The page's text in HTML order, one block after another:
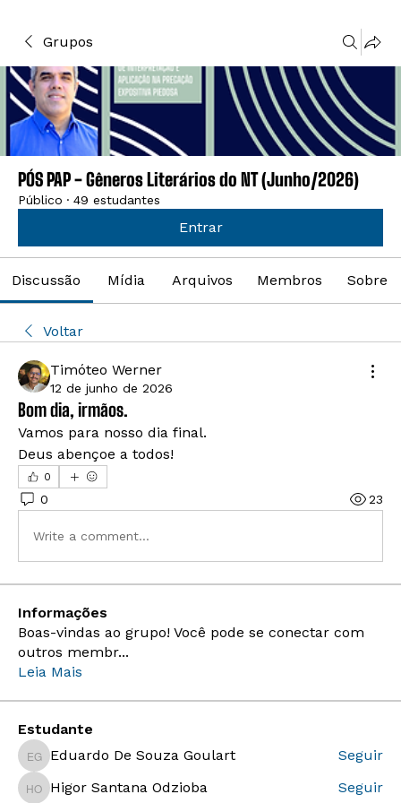
Grupos
PÓS PAP - Gêneros Literários do NT (Junho/2026)
Público · 49 estudantes
Entrar
Discussão Mídia Arquivos Membros Sobre
Voltar
Timóteo Werner
12 de junho de 2026
Bom dia, irmãos.
Vamos para nosso dia final.
Deus abençoe a todos!
0
0 23
Write a comment...
Informações
Boas-vindas ao grupo! Você pode se conectar com
outros membr...
Leia Mais
Estudante
Eduardo De Souza Goulart
Eduardo De Souza Goulart Seguir
Higor Santana Odzioba
Higor Santana Odzioba Seguir